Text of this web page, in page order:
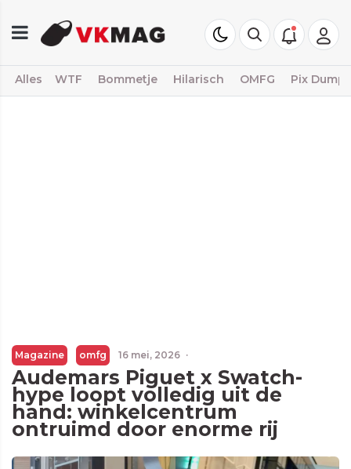
Alles WTF Bommetje Hilarisch OMFG Pix Dump
Magazine omfg 16 mei, 2026 ·
Audemars Piguet x Swatch-
hype loopt volledig uit de
hand: winkelcentrum
ontruimd door enorme rij